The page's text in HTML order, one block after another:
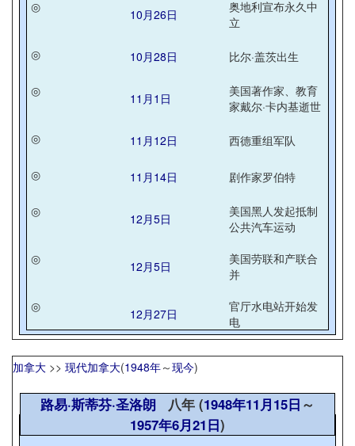
◎
10月26日
奥地利宣布永久中
立
◎
10月28日 比尔·盖茨出生
◎ 11月1日
美国著作家、教育
家戴尔·卡内基逝世
◎
11月12日 西德重组军队
◎ 11月14日 剧作家罗伯特
◎ 12月5日
美国黑人发起抵制
公共汽车运动
◎
12月5日
美国劳联和产联合
并
◎
12月27日
官厅水电站开始发
电
加拿大 >> 现代加拿大(1948年～现今)
路易·斯蒂芬·圣洛朗 八年 (1948年11月15日 ～
1957年6月21日)